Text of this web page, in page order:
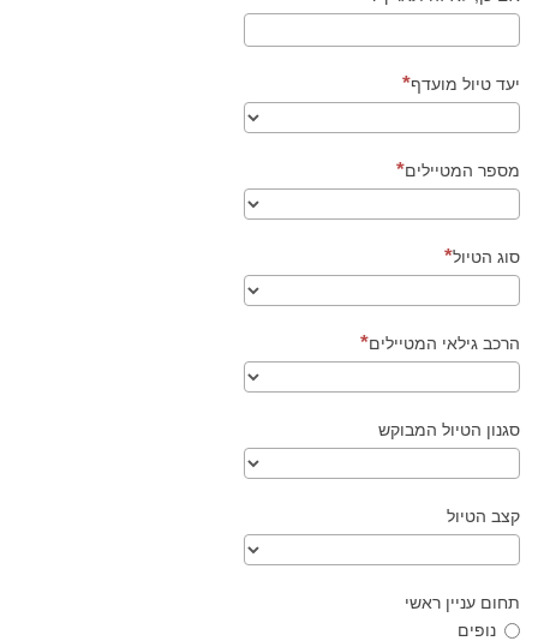
יעד טיול מועדף
מספר המטיילים
סוג הטיול
הרכב גילאי המטיילים
סגנון הטיול המבוקש
קצב הטיול
תחום עניין ראשי
נופים